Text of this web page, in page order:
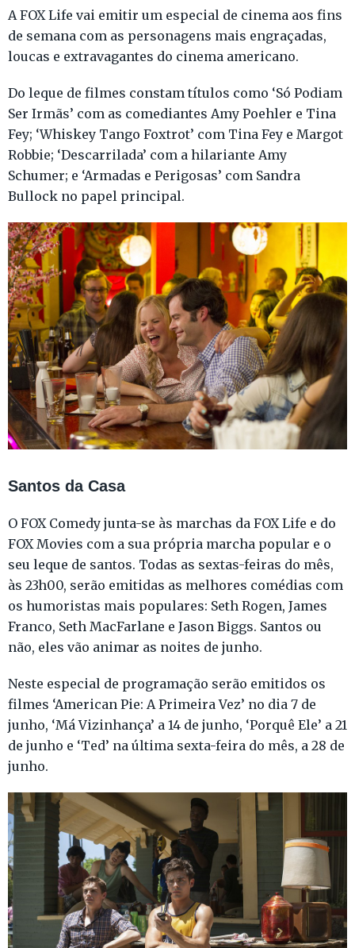
A FOX Life vai emitir um especial de cinema aos fins
de semana com as personagens mais engraçadas,
loucas e extravagantes do cinema americano.
Do leque de filmes constam títulos como ‘Só Podiam
Ser Irmãs’ com as comediantes Amy Poehler e Tina
Fey; ‘Whiskey Tango Foxtrot’ com Tina Fey e Margot
Robbie; ‘Descarrilada’ com a hilariante Amy
Schumer; e ‘Armadas e Perigosas’ com Sandra
Bullock no papel principal.
Santos da Casa
O FOX Comedy junta-se às marchas da FOX Life e do
FOX Movies com a sua própria marcha popular e o
seu leque de santos. Todas as sextas-feiras do mês,
às 23h00, serão emitidas as melhores comédias com
os humoristas mais populares: Seth Rogen, James
Franco, Seth MacFarlane e Jason Biggs. Santos ou
não, eles vão animar as noites de junho.
Neste especial de programação serão emitidos os
filmes ‘American Pie: A Primeira Vez’ no dia 7 de
junho, ‘Má Vizinhança’ a 14 de junho, ‘Porquê Ele’ a 21
de junho e ‘Ted’ na última sexta-feira do mês, a 28 de
junho.